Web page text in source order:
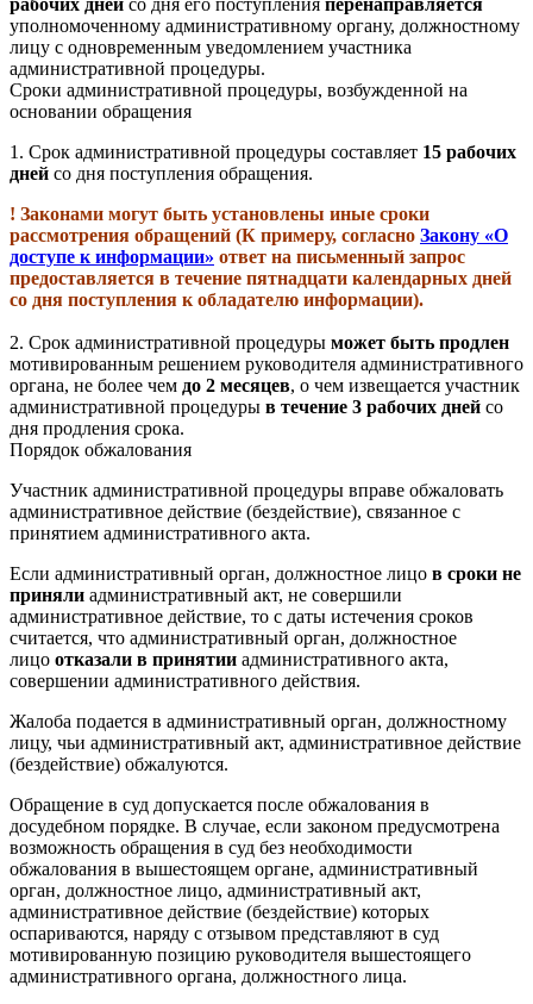
уполномоченному административному органу, должностному
лицу с одновременным уведомлением участника
административной процедуры.
Сроки административной процедуры, возбужденной на
основании обращения
1. Срок административной процедуры составляет 15 рабочих
дней со дня поступления обращения.
! Законами могут быть установлены иные сроки
рассмотрения обращений (К примеру, согласно Закону «О
доступе к информации» ответ на письменный запрос
предоставляется в течение пятнадцати календарных дней
со дня поступления к обладателю информации).
2. Срок административной процедуры может быть продлен
мотивированным решением руководителя административного
органа, не более чем до 2 месяцев, о чем извещается участник
административной процедуры в течение 3 рабочих дней со
дня продления срока.
Порядок обжалования
Участник административной процедуры вправе обжаловать
административное действие (бездействие), связанное с
принятием административного акта.
Если административный орган, должностное лицо в сроки не
приняли административный акт, не совершили
административное действие, то с даты истечения сроков
считается, что административный орган, должностное
лицо отказали в принятии административного акта,
совершении административного действия.
Жалоба подается в административный орган, должностному
лицу, чьи административный акт, административное действие
(бездействие) обжалуются.
Обращение в суд допускается после обжалования в
досудебном порядке. В случае, если законом предусмотрена
возможность обращения в суд без необходимости
обжалования в вышестоящем органе, административный
орган, должностное лицо, административный акт,
административное действие (бездействие) которых
оспариваются, наряду с отзывом представляют в суд
мотивированную позицию руководителя вышестоящего
административного органа, должностного лица.